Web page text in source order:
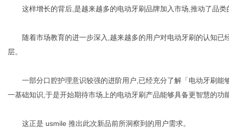
这样增长的背后,是越来越多的电动牙刷品牌加入市场,推动了品类
随着市场教育的进一步深入,越来越多的用户对电动牙刷的认知已
层。
一部分口腔护理意识较强的进阶用户,已经充分了解「电动牙刷能
一基础知识,于是开始期待市场上的电动牙刷产品能够具备更智慧的功
这正是 usmile 推出此次新品前所洞察到的用户需求。